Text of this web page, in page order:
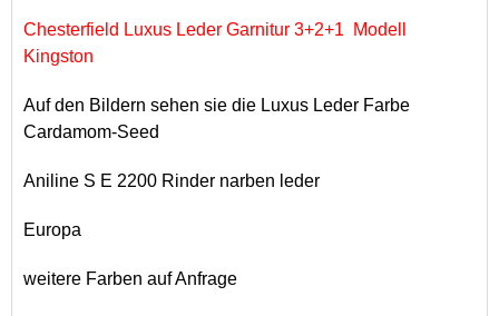
Chesterfield Luxus Leder Garnitur 3+2+1 Modell
Kingston
Auf den Bildern sehen sie die Luxus Leder Farbe
Cardamom-Seed
Aniline S E 2200 Rinder narben leder
Europa
weitere Farben auf Anfrage